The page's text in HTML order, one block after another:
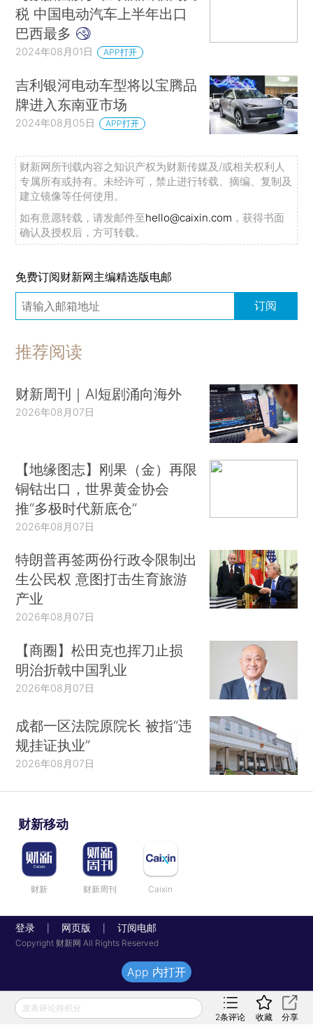
税 中国电动汽车上半年出口
巴西最多
2024年08月01日 APP打开
吉利银河电动车型将以宝腾品
牌进入东南亚市场
2024年08月05日 APP打开
财新网所刊载内容之知识产权为财新传媒及/或相关权利人
专属所有或持有。未经许可，禁止进行转载、摘编、复制及
建立镜像等任何使用。
如有意愿转载，请发邮件至hello@caixin.com ，获得书面
确认及授权后，方可转载。
免费订阅财新网主编精选版电邮
订阅
推荐阅读
财新周刊｜AI短剧涌向海外
2026年08月07日
【地缘图志】刚果（金）再限
铜钴出口，世界黄金协会
推“多极时代新底仓”
2026年08月07日
特朗普再签两份行政令限制出
生公民权 意图打击生育旅游
产业
2026年08月07日
【商圈】松田克也挥刀止损
明治折戟中国乳业
2026年08月07日
成都一区法院原院长 被指“违
规挂证执业”
2026年08月07日
财新移动
财新 财新周刊 Caixin
登录 网页版 订阅电邮
Copyright 财新网 All Rights Reserved
发表评论得积分
2条评论 收藏 分享
App 内打开